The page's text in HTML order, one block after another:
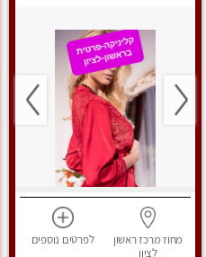
מחוז מרכזראשון
לציון
לפרטים נוספים